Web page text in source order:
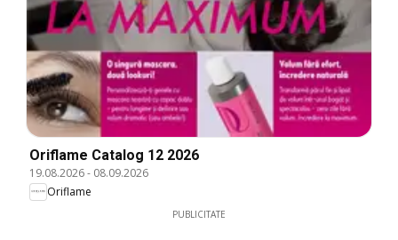
Oriflame Catalog 12 2026
19.08.2026- 08.09.2026
Oriflame
PUBLICITATE